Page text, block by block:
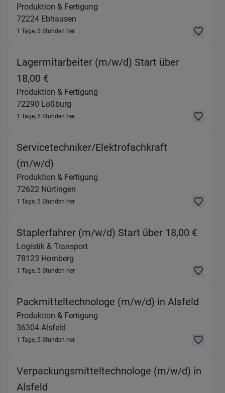
Produktion & Fertigung
72224 Ebhausen
1 Tage, 5 Stunden her
Lagermitarbeiter (m/w/d) Start über
18,00 €
Produktion & Fertigung
72290 Loßburg
1 Tage, 5 Stunden her
Servicetechniker/Elektrofachkraft
(m/w/d)
Produktion & Fertigung
72622 Nürtingen
1 Tage, 5 Stunden her
Staplerfahrer (m/w/d) Start über 18,00 €
Logistik & Transport
78123 Hornberg
1 Tage, 5 Stunden her
Packmitteltechnologe (m/w/d) in Alsfeld
Produktion & Fertigung
36304 Alsfeld
1 Tage, 5 Stunden her
Verpackungsmitteltechnologe (m/w/d) in
Alsfeld